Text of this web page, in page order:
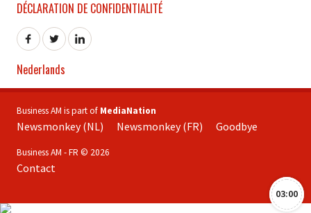
03:00
DÉCLARATION DE CONFIDENTIALITÉ
Nederlands
Business AM is part of MediaNation
Newsmonkey (NL) Newsmonkey (FR) Goodbye
Business AM - FR © 2026
Contact